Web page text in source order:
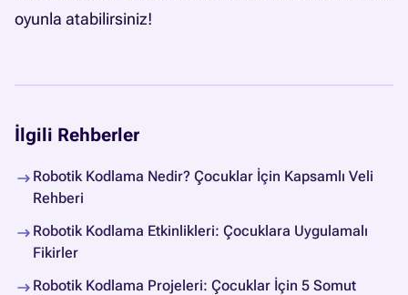
oyunla atabilirsiniz!
İlgili Rehberler
Robotik Kodlama Nedir? Çocuklar İçin Kapsamlı Veli
Rehberi
Robotik Kodlama Etkinlikleri: Çocuklara Uygulamalı
Fikirler
Robotik Kodlama Projeleri: Çocuklar İçin 5 Somut